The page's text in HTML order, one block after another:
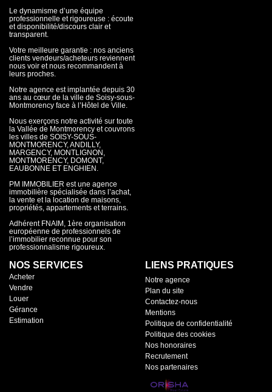
Le dynamisme d’une équipe
professionnelle et rigoureuse : écoute
et disponibilité/discours clair et
transparent.
Votre meilleure garantie : nos anciens
clients vendeurs/acheteurs reviennent
nous voir et nous recommandent à
leurs proches.
Notre agence est implantée depuis 30
ans au cœur de la ville de Soisy-sous-
Montmorency face à l’Hôtel de Ville.
Nous exerçons notre activité sur toute
la Vallée de Montmorency et couvrons
les villes de SOISY-SOUS-
MONTMORENCY, ANDILLY,
MARGENCY, MONTLIGNON,
MONTMORENCY, DOMONT,
EAUBONNE ET ENGHIEN.
PM IMMOBILIER est une agence
immobilière spécialisée dans l’achat,
la vente et la location de maisons,
propriétés, appartements et terrains.
Adhérent FNAIM, 1ère organisation
européenne de professionnels de
l’immobilier reconnue pour son
professionnalisme rigoureux.
NOS SERVICES
Acheter
Vendre
Louer
Gérance
Estimation
LIENS PRATIQUES
Notre agence
Plan du site
Contactez-nous
Mentions
Politique de confidentialité
Politique des cookies
Nos honoraires
Recrutement
Nos partenaires